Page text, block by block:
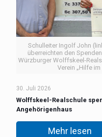
Schulleiter Ingolf John
überreichten den
Würzburger Wolffskeel-
Verein „Hilfe
30. Juli 2026
Wolffskeel-Realschule
Angehörigenhaus
Mehr lesen